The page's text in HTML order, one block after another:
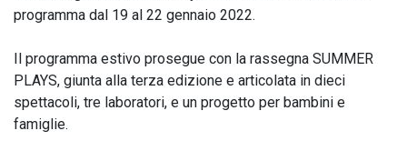
programma dal 19 al 22 gennaio 2022.
Il programma estivo prosegue con la rassegna SUMMER
PLAYS, giunta alla terza edizione e articolata in dieci
spettacoli, tre laboratori, e un progetto per bambini e
famiglie.